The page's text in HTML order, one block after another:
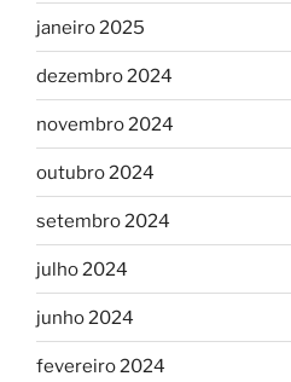
janeiro 2025
dezembro 2024
novembro 2024
outubro 2024
setembro 2024
julho 2024
junho 2024
fevereiro 2024